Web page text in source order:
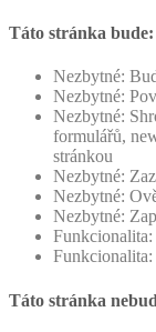
Táto stránka bude:
Nezbytné:
Nezbytné:
Nezbytné:
formulářů,
stránkou
Nezbytné:
Nezbytné:
Nezbytné:
Funkcionalita:
Táto stránka